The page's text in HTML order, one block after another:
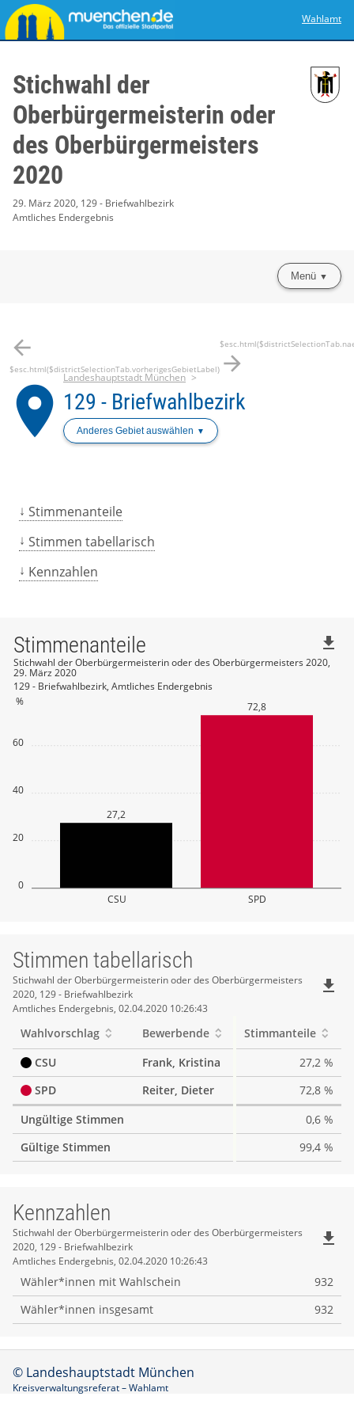
Wahlamt
Stichwahl der
Oberbürgermeisterin oder
des Oberbürgermeisters
2020
29. März 2020, 129 - Briefwahlbezirk
Amtliches Endergebnis
Menü
arrow_back
$esc.html($districtSelectionTab.vorherigesGebietLabel) arrow_forward
place
Landeshauptstadt München
129 - Briefwahlbezirk
Anderes Gebiet auswählen
Stimmenanteile
Stimmen tabellarisch
Kennzahlen
0
20
40
60
%
CSU SPD
27,2
72,8
Stimmenanteile
Stichwahl der Oberbürgermeisterin oder des Oberbürgermeisters 2020,
29. März 2020
129 - Briefwahlbezirk, Amtliches Endergebnis
file_download
Stimmen tabellarisch
Stimmen
tabellarisch
Stichwahl der Oberbürgermeisterin oder des Oberbürgermeisters
2020, 129 - Briefwahlbezirk
Amtliches Endergebnis, 02.04.2020 10:26:43
file_download
Wahlvorschlag Bewerbende
Stimmanteile
CSU
Frank, Kristina
27,2 %
SPD
Reiter, Dieter
72,8 %
Ungültige Stimmen
0,6 %
Gültige Stimmen
99,4 %
Kennzahlen
Kennzahlen
Stichwahl der Oberbürgermeisterin oder des Oberbürgermeisters
2020, 129 - Briefwahlbezirk
Amtliches Endergebnis, 02.04.2020 10:26:43
file_download
Wähler*innen mit Wahlschein
932
Wähler*innen insgesamt
932
© Landeshauptstadt München
Kreisverwaltungsreferat – Wahlamt